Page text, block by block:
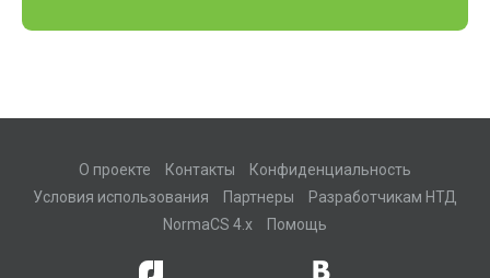
О проекте Контакты
Конфиденциальность
Условия использования
Партнеры
Разработчикам НТД
NormaCS 4.x
Помощь